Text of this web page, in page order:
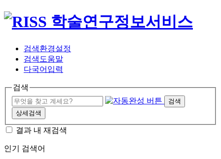
검색환경설정
검색도움말
다국어입력
검색
검색
상세검색
결과 내 재검색
인기 검색어